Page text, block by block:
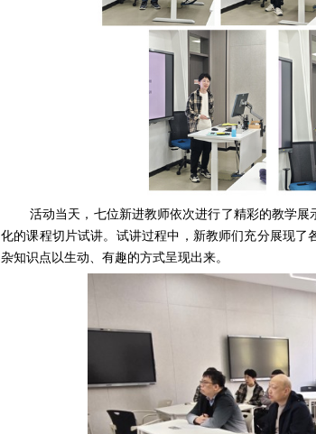
活动当天，七位新进教师依次进行了精彩的教学
化的课程切片试讲。试讲过程中，新教师们充分展现
杂知识点以生动、有趣的方式呈现出来。